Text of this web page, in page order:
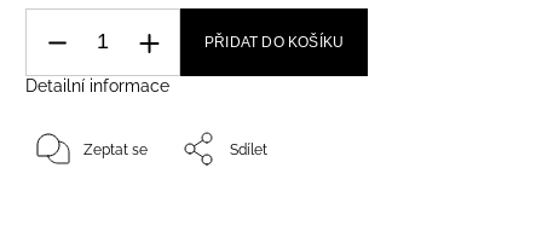
PŘIDAT DO KOŠÍKU
Detailní informace
Zeptat se Sdílet